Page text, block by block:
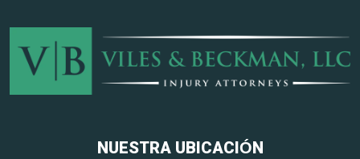
NUESTRA UBICACIÓN